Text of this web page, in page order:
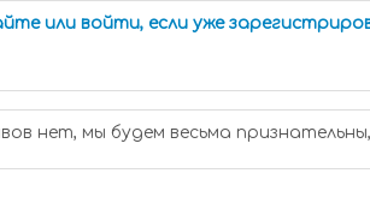
или войти, если уже
нет, мы будем весьма